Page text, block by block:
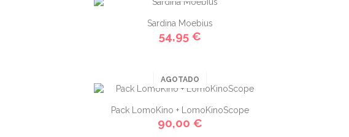
Sardina Moebius
54,95 €
AGOTADO
Pack LomoKino + LomoKinoScope
90,00 €